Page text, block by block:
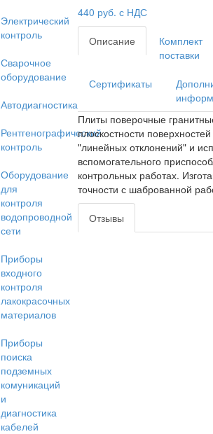
Электрический
контроль
Сварочное
оборудование
Автодиагностика
Рентгенографический
контроль
Оборудование
для
контроля
водопроводной
сети
Приборы
входного
контроля
лакокрасочных
материалов
Приборы
поиска
подземных
комуникаций
и
диагностика
кабелей
440 руб. с НДС
Описание
Комплект
поставки
Сертификаты
Плиты поверочные
плоскостности
"линейных отклонений" и
вспомогательного
контрольных работах.
точности с шаброванной
Отзывы